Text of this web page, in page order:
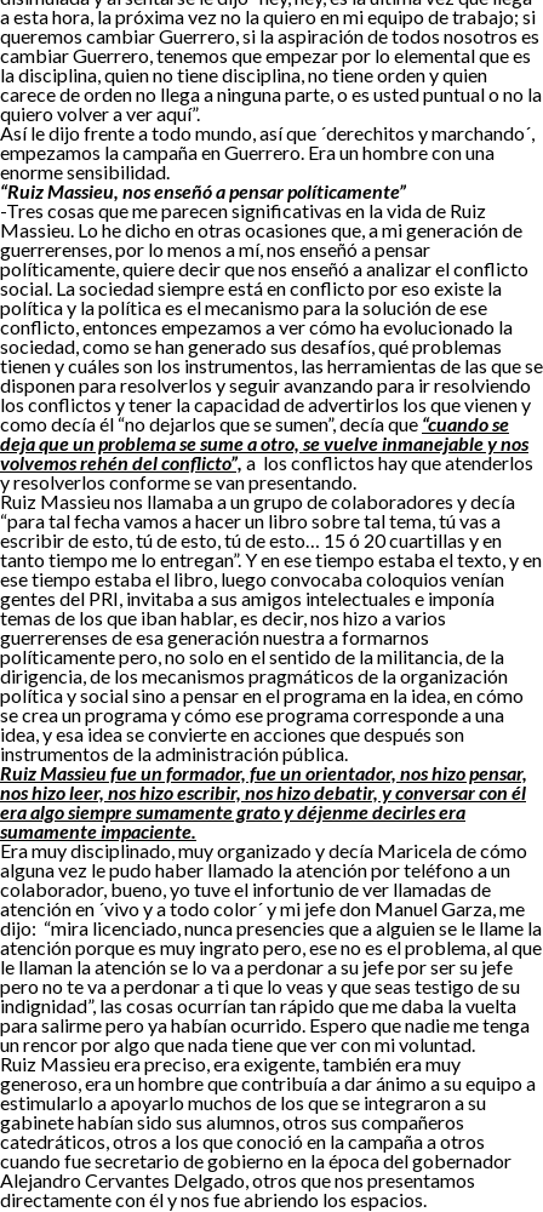
a esta hora, la próxima vez no la quiero en mi equipo de trabajo; si
queremos cambiar Guerrero, si la aspiración de todos nosotros es
cambiar Guerrero, tenemos que empezar por lo elemental que es
la disciplina, quien no tiene disciplina, no tiene orden y quien
carece de orden no llega a ninguna parte, o es usted puntual o no la
quiero volver a ver aquí”.
Así le dijo frente a todo mundo, así que ´derechitos y marchando´,
empezamos la campaña en Guerrero. Era un hombre con una
enorme sensibilidad.
“Ruiz Massieu, nos enseñó a pensar políticamente”
-Tres cosas que me parecen significativas en la vida de Ruiz
Massieu. Lo he dicho en otras ocasiones que, a mi generación de
guerrerenses, por lo menos a mí, nos enseñó a pensar
políticamente, quiere decir que nos enseñó a analizar el conflicto
social. La sociedad siempre está en conflicto por eso existe la
política y la política es el mecanismo para la solución de ese
conflicto, entonces empezamos a ver cómo ha evolucionado la
sociedad, como se han generado sus desafíos, qué problemas
tienen y cuáles son los instrumentos, las herramientas de las que se
disponen para resolverlos y seguir avanzando para ir resolviendo
los conflictos y tener la capacidad de advertirlos los que vienen y
como decía él “no dejarlos que se sumen”, decía que “cuando se
deja que un problema se sume a otro, se vuelve inmanejable y nos
volvemos rehén del conflicto”, a los conflictos hay que atenderlos
y resolverlos conforme se van presentando.
Ruiz Massieu nos llamaba a un grupo de colaboradores y decía
“para tal fecha vamos a hacer un libro sobre tal tema, tú vas a
escribir de esto, tú de esto, tú de esto… 15 ó 20 cuartillas y en
tanto tiempo me lo entregan”. Y en ese tiempo estaba el texto, y en
ese tiempo estaba el libro, luego convocaba coloquios venían
gentes del PRI, invitaba a sus amigos intelectuales e imponía
temas de los que iban hablar, es decir, nos hizo a varios
guerrerenses de esa generación nuestra a formarnos
políticamente pero, no solo en el sentido de la militancia, de la
dirigencia, de los mecanismos pragmáticos de la organización
política y social sino a pensar en el programa en la idea, en cómo
se crea un programa y cómo ese programa corresponde a una
idea, y esa idea se convierte en acciones que después son
instrumentos de la administración pública.
Ruiz Massieu fue un formador, fue un orientador, nos hizo pensar,
nos hizo leer, nos hizo escribir, nos hizo debatir, y conversar con él
era algo siempre sumamente grato y déjenme decirles era
sumamente impaciente.
Era muy disciplinado, muy organizado y decía Maricela de cómo
alguna vez le pudo haber llamado la atención por teléfono a un
colaborador, bueno, yo tuve el infortunio de ver llamadas de
atención en ´vivo y a todo color´ y mi jefe don Manuel Garza, me
dijo: “mira licenciado, nunca presencies que a alguien se le llame la
atención porque es muy ingrato pero, ese no es el problema, al que
le llaman la atención se lo va a perdonar a su jefe por ser su jefe
pero no te va a perdonar a ti que lo veas y que seas testigo de su
indignidad”, las cosas ocurrían tan rápido que me daba la vuelta
para salirme pero ya habían ocurrido. Espero que nadie me tenga
un rencor por algo que nada tiene que ver con mi voluntad.
Ruiz Massieu era preciso, era exigente, también era muy
generoso, era un hombre que contribuía a dar ánimo a su equipo a
estimularlo a apoyarlo muchos de los que se integraron a su
gabinete habían sido sus alumnos, otros sus compañeros
catedráticos, otros a los que conoció en la campaña a otros
cuando fue secretario de gobierno en la época del gobernador
Alejandro Cervantes Delgado, otros que nos presentamos
directamente con él y nos fue abriendo los espacios.